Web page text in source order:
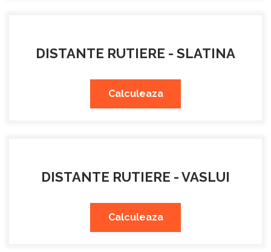
DISTANTE RUTIERE - SLATINA
Calculeaza
DISTANTE RUTIERE - VASLUI
Calculeaza